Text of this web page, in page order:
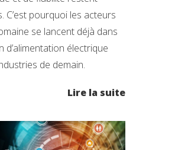
C’est pourquoi les acteurs
se lancent déjà dans
d’alimentation électrique
de demain.
Lire la suite